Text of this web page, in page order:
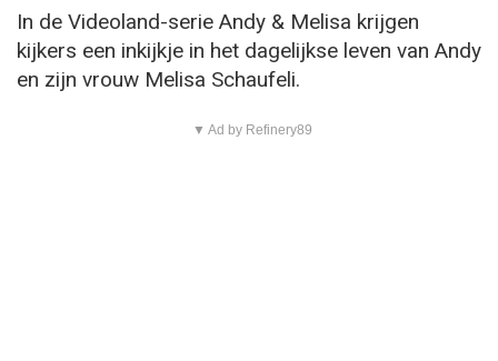
In de Videoland-serie Andy & Melisa krijgen
kijkers een inkijkje in het dagelijkse leven van Andy
en zijn vrouw Melisa Schaufeli.
▼ Ad by Refinery89